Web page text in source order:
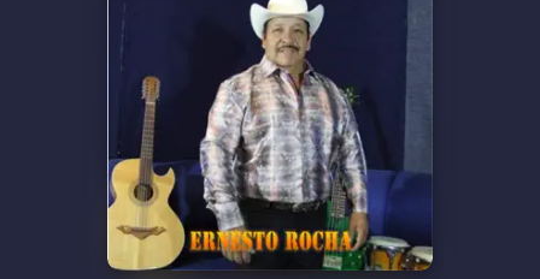
Install Apple Music